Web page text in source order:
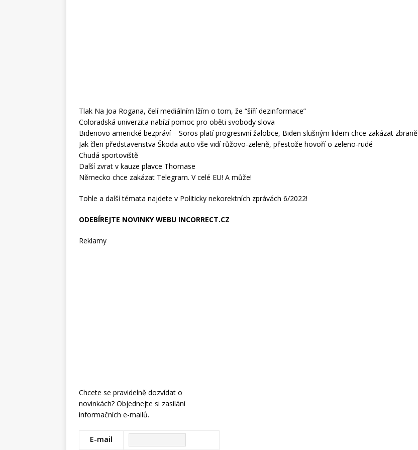
Tlak Na Joa Rogana, čelí mediálním lžím o tom, že “šíří dezinformace”
Coloradská univerzita nabízí pomoc pro oběti svobody slova
Bidenovo americké bezpráví – Soros platí progresivní žalobce, Biden slušným lidem chce zakázat zbraně
Jak člen představenstva Škoda auto vše vidí růžovo-zeleně, přestože hovoří o zeleno-rudé
Chudá sportoviště
Další zvrat v kauze plavce Thomase
Německo chce zakázat Telegram. V celé EU! A může!
Tohle a další témata najdete v Politicky nekorektních zprávách 6/2022!
ODEBÍREJTE NOVINKY WEBU INCORRECT.CZ
Reklamy
Chcete se pravidelně dozvídat o
novinkách? Objednejte si zasílání
informačních e-mailů.
E-mail